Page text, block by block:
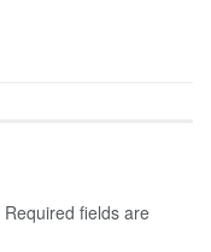
Required fields are